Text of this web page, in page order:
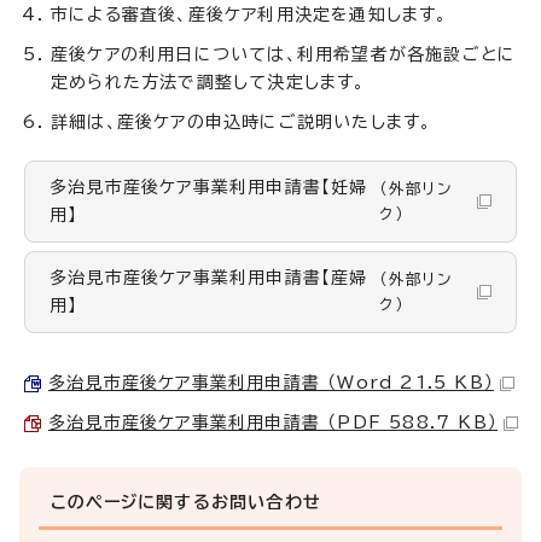
市による審査後、産後ケア利用決定を通知します。
産後ケアの利用日については、利用希望者が各施設ごとに
定められた方法で調整して決定します。
詳細は、産後ケアの申込時にご説明いたします。
多治見市産後ケア事業利用申請書【妊婦
用】
（外部リン
ク）
多治見市産後ケア事業利用申請書【産婦
用】
（外部リン
ク）
多治見市産後ケア事業利用申請書 （Word 21.5 KB）
多治見市産後ケア事業利用申請書 （PDF 588.7 KB）
このページに関する お問い合わせ